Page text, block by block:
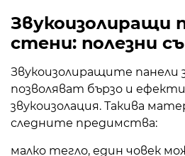
Звукоизолиращи
стени: полезни
Звукоизолиращите панели
позволяват бързо и
звукоизолация. Такива
следните предимства:
малко тегло, един човек